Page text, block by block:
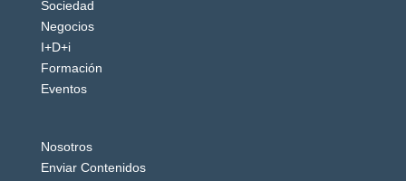
Sociedad
Negocios
I+D+i
Formación
Eventos
Nosotros
Enviar Contenidos